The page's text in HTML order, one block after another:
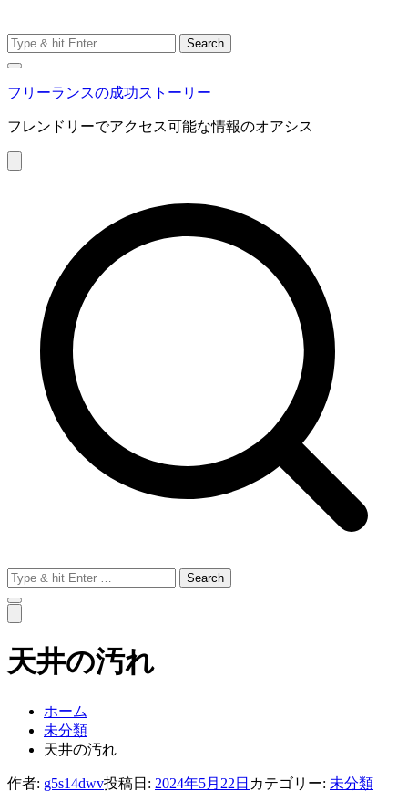
Search
for:
フリーランスの成功ストーリー
フレンドリーでアクセス可能な情報のオアシス
Search
for:
天井の汚れ
ホーム
未分類
天井の汚れ
作者: g5s14dwv投稿日: 2024年5月22日 カテゴリー: 未分類